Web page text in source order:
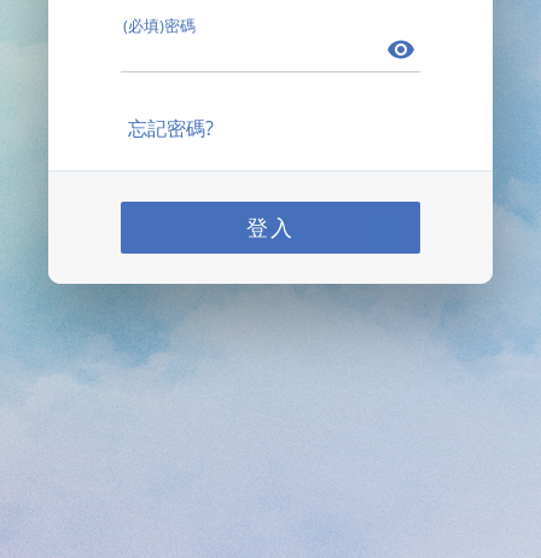
(必填)密碼
忘記密碼?
登入